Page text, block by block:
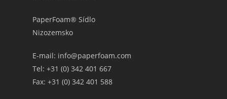
PaperFoam® Sídlo
Nizozemsko
E-mail: info@paperfoam.com
Tel: +31 (0) 342 401 667
Fax: +31 (0) 342 401 588